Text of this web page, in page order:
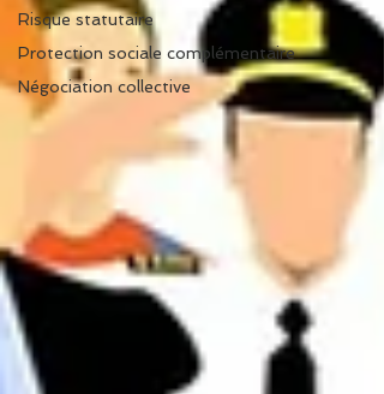
Risque statutaire
Protection sociale complémentaire
Négociation collective